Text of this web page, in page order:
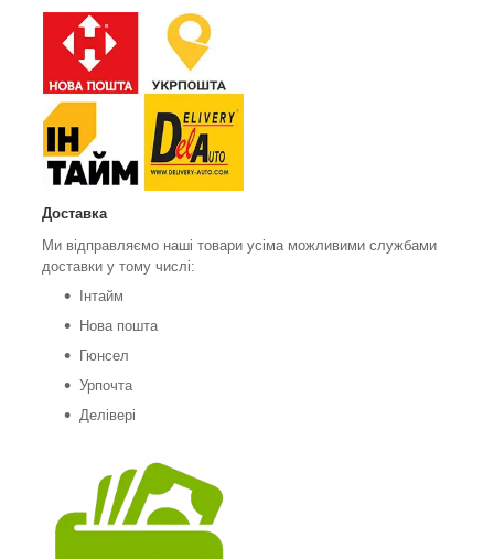
Доставка
Ми відправляємо наші товари усіма можливими службами
доставки у тому числі:
Інтайм
Нова пошта
Гюнсел
Урпочта
Делівері